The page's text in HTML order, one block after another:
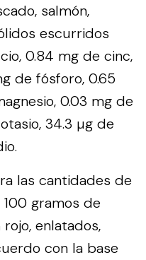
salmón,
escurridos
0.84 mg de cinc,
de fósforo, 0.65
0.03 mg de
34.3 µg de
las cantidades de
gramos de
enlatados,
con la base